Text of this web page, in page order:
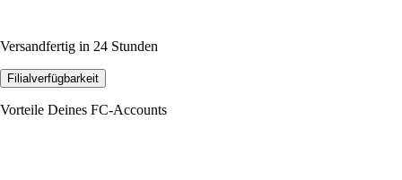
Versandfertig in 24 Stunden
Filialverfügbarkeit
Vorteile Deines FC-Accounts